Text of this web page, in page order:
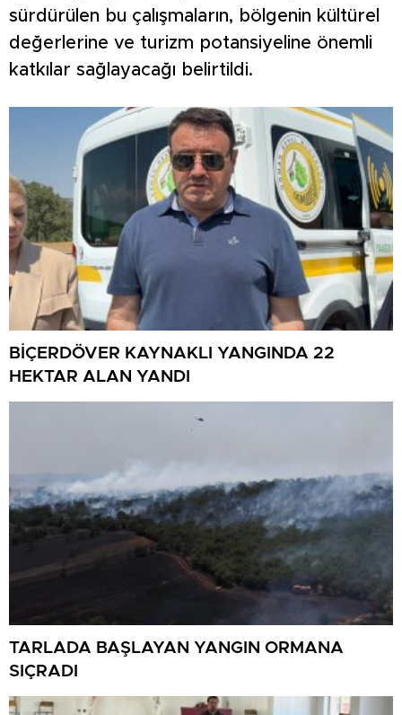
sürdürülen bu çalışmaların, bölgenin kültürel
değerlerine ve turizm potansiyeline önemli
katkılar sağlayacağı belirtildi.
BİÇERDÖVER KAYNAKLI YANGINDA 22
HEKTAR ALAN YANDI
TARLADA BAŞLAYAN YANGIN ORMANA
SIÇRADI